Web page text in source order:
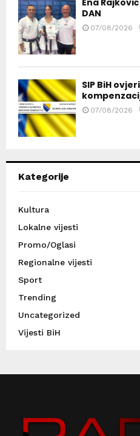
Ena
DAN
07/08/2026
SIP BiH
07/08/2026
Kategorije
Kultura
Lokalne vijesti
Promo/Oglasi
Regionalne vijesti
Sport
Trending
Uncategorized
Vijesti BiH